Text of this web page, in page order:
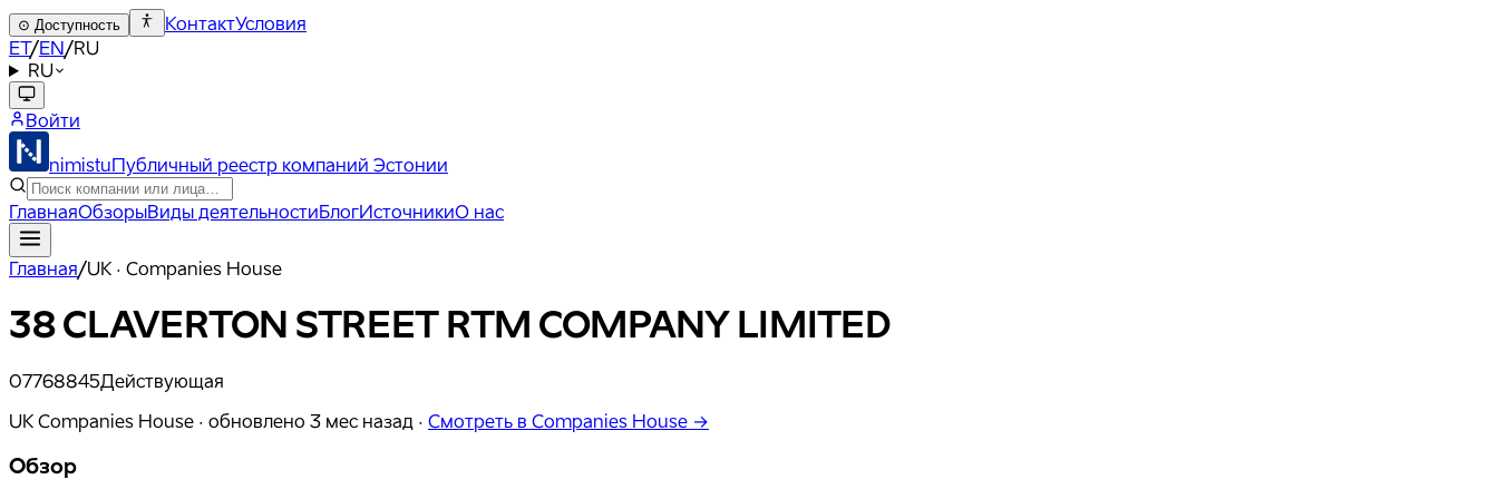
⊙ Доступность КонтактУсловия
ET/EN/RU
RU
Войти
nimistuПубличный реестр компаний Эстонии
ГлавнаяОбзорыВиды деятельностиБлогИсточникиО нас
Главная/UK · Companies House
38 CLAVERTON STREET RTM COMPANY LIMITED
07768845Действующая
UK Companies House · обновлено 3 мес назад · Смотреть в Companies House →
Обзор